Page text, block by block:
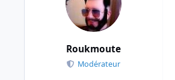
Roukmoute
Modérateur